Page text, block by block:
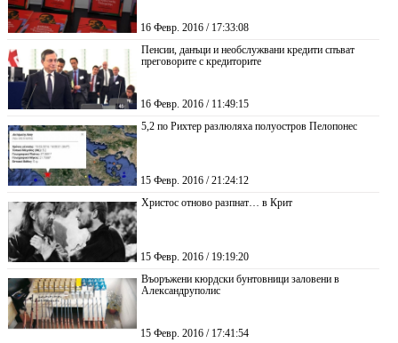
16 Февр. 2016 / 17:33:08
Пенсии, данъци и необслужвани кредити спъват
преговорите с кредиторите
16 Февр. 2016 / 11:49:15
5,2 по Рихтер разлюляха полуостров Пелопонес
15 Февр. 2016 / 21:24:12
Христос отново разпнат… в Крит
15 Февр. 2016 / 19:19:20
Въоръжени кюрдски бунтовници заловени в
Александруполис
15 Февр. 2016 / 17:41:54